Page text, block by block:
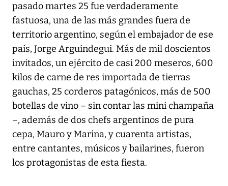
pasado martes 25 fue verdaderamente
fastuosa, una de las más grandes fuera de
territorio argentino, según el embajador de ese
país, Jorge Arguindegui. Más de mil doscientos
invitados, un ejército de casi 200 meseros, 600
kilos de carne de res importada de tierras
gauchas, 25 corderos patagónicos, más de 500
botellas de vino – sin contar las mini champaña
–, además de dos chefs argentinos de pura
cepa, Mauro y Marina, y cuarenta artistas,
entre cantantes, músicos y bailarines, fueron
los protagonistas de esta fiesta.